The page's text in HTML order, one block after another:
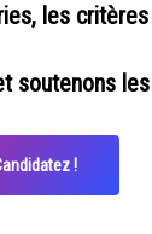
les
soutenons
!